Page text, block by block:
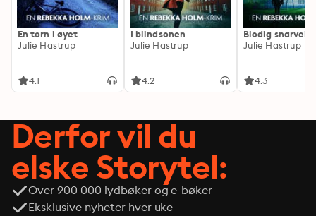
En torn i øyet
Julie Hastrup
4.1
I blindsonen
Julie Hastrup
4.2
Blodig snarvei
Julie Hastrup
4.3
Derfor vil du
elske Storytel:
Over 900 000 lydbøker og e-bøker
Eksklusive nyheter hver uke